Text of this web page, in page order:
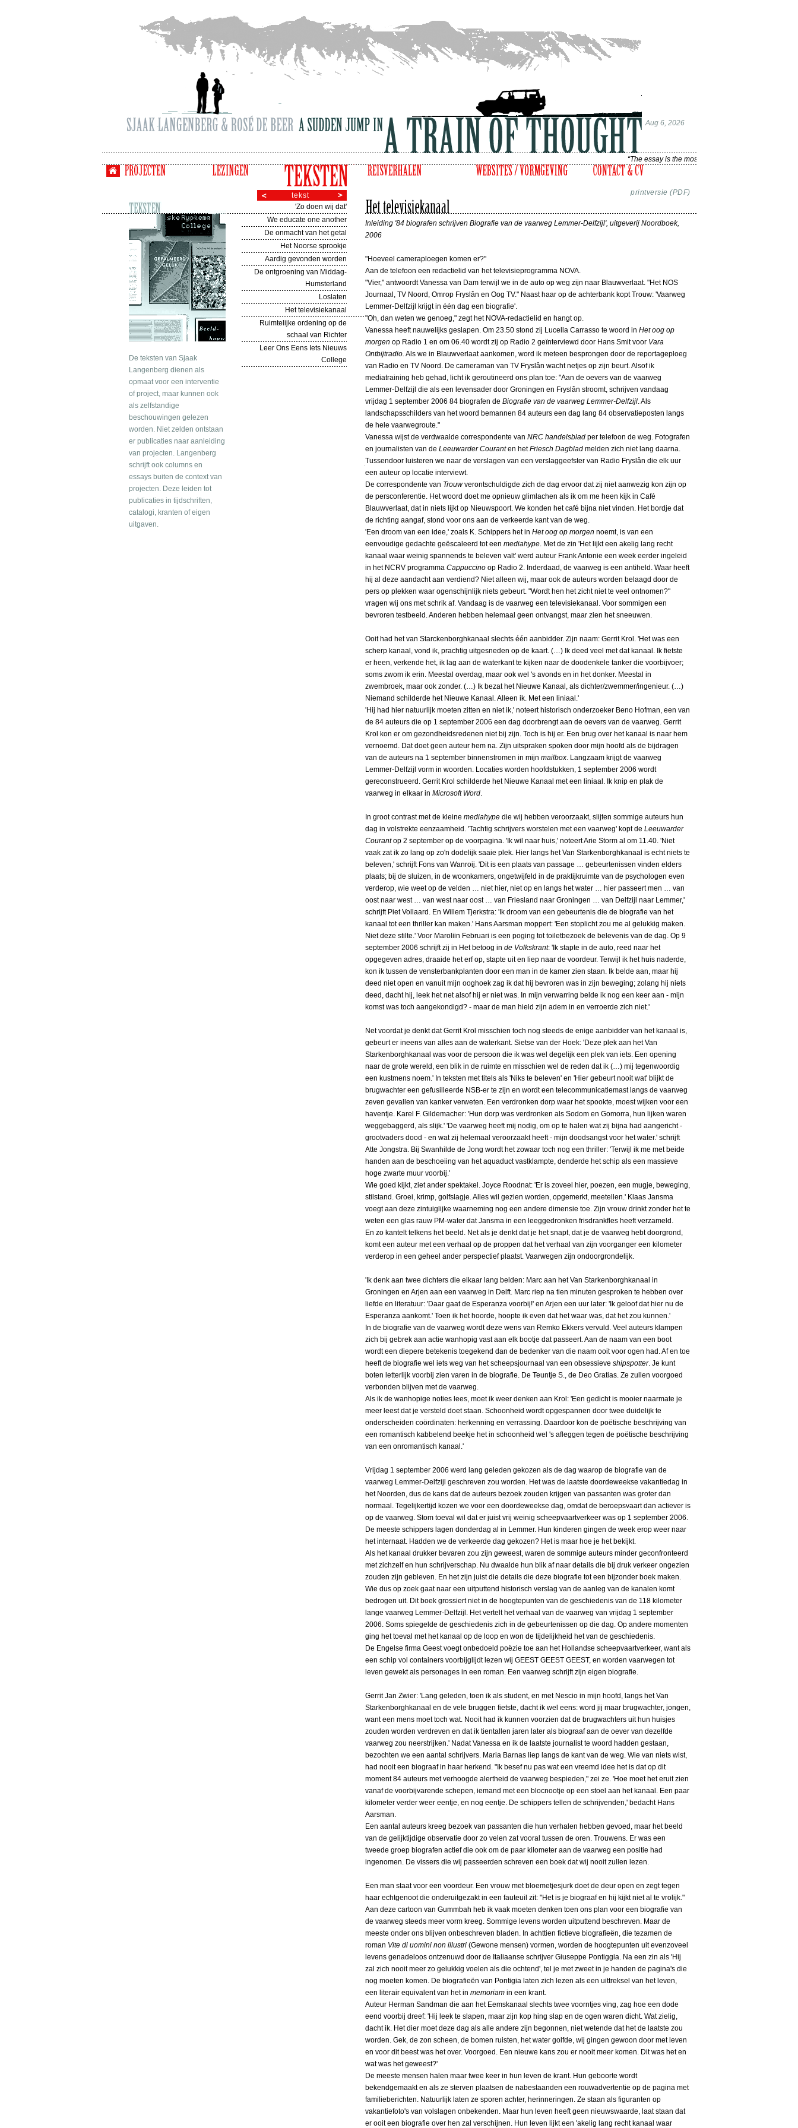
Aug 6, 2026
“The essay is the most intelligent form of thinking
De teksten van Sjaak
Langenberg dienen als
opmaat voor een interventie
of project, maar kunnen ook
als zelfstandige
beschouwingen gelezen
worden. Niet zelden ontstaan
er publicaties naar aanleiding
van projecten. Langenberg
schrijft ook columns en
essays buiten de context van
projecten. Deze leiden tot
publicaties in tijdschriften,
catalogi, kranten of eigen
uitgaven.
tekst
printversie (PDF)
'Zo doen wij dat'
We educate one another
De onmacht van het getal
Het Noorse sprookje
Aardig gevonden worden
De ontgroening van Middag-
Humsterland
Loslaten
Het televisiekanaal
Ruimtelijke ordening op de
schaal van Richter
Leer Ons Eens Iets Nieuws
College
Inleiding '84 biografen schrijven Biografie van de vaarweg Lemmer-Delfzijl', uitgeverij Noordboek,
2006
"Hoeveel cameraploegen komen er?"
Aan de telefoon een redactielid van het televisieprogramma NOVA.
"Vier," antwoordt Vanessa van Dam terwijl we in de auto op weg zijn naar Blauwverlaat. "Het NOS
Journaal, TV Noord, Omrop Fryslân en Oog TV." Naast haar op de achterbank kopt Trouw: 'Vaarweg
Lemmer-Delfzijl krijgt in één dag een biografie'.
"Oh, dan weten we genoeg," zegt het NOVA-redactielid en hangt op.
Vanessa heeft nauwelijks geslapen. Om 23.50 stond zij Lucella Carrasso te woord in Het oog op
morgen op Radio 1 en om 06.40 wordt zij op Radio 2 geïnterviewd door Hans Smit voor Vara
Ontbijtradio. Als we in Blauwverlaat aankomen, word ik meteen besprongen door de reportageploeg
van Radio en TV Noord. De cameraman van TV Fryslân wacht netjes op zijn beurt. Alsof ik
mediatraining heb gehad, licht ik geroutineerd ons plan toe: "Aan de oevers van de vaarweg
Lemmer-Delfzijl die als een levensader door Groningen en Fryslân stroomt, schrijven vandaag
vrijdag 1 september 2006 84 biografen de Biografie van de vaarweg Lemmer-Delfzijl. Als
landschapsschilders van het woord bemannen 84 auteurs een dag lang 84 observatieposten langs
de hele vaarwegroute."
Vanessa wijst de verdwaalde correspondente van NRC handelsbladper telefoon de weg. Fotografen
en journalisten van de Leeuwarder Couranten hetFriesch Dagbladmelden zich niet lang daarna.
Tussendoor luisteren we naar de verslagen van een verslaggeefster van Radio Fryslân die elk uur
een auteur op locatie interviewt.
De correspondente van Trouwverontschuldigde zich de dag ervoor dat zij niet aanwezig kon zijn op
de persconferentie. Het woord doet me opnieuw glimlachen als ik om me heen kijk in Café
Blauwverlaat, dat in niets lijkt op Nieuwspoort. We konden het café bijna niet vinden. Het bordje dat
de richting aangaf, stond voor ons aan de verkeerde kant van de weg.
'Een droom van een idee,' zoals K. Schippers het in Het oog op morgen noemt, is van een
eenvoudige gedachte geëscaleerd tot een mediahype. Met de zin 'Het lijkt een akelig lang recht
kanaal waar weinig spannends te beleven valt' werd auteur Frank Antonie een week eerder ingeleid
in het NCRV programma Cappuccinoop Radio 2. Inderdaad, de vaarweg is een antiheld. Waar heeft
hij al deze aandacht aan verdiend? Niet alleen wij, maar ook de auteurs worden belaagd door de
pers op plekken waar ogenschijnlijk niets gebeurt. "Wordt hen het zicht niet te veel ontnomen?"
vragen wij ons met schrik af. Vandaag is de vaarweg een televisiekanaal. Voor sommigen een
bevroren testbeeld. Anderen hebben helemaal geen ontvangst, maar zien het sneeuwen.
Ooit had het van Starckenborghkanaal slechts één aanbidder. Zijn naam: Gerrit Krol. 'Het was een
scherp kanaal, vond ik, prachtig uitgesneden op de kaart. (…) Ik deed veel met dat kanaal. Ik fietste
er heen, verkende het, ik lag aan de waterkant te kijken naar de doodenkele tanker die voorbijvoer;
soms zwom ik erin. Meestal overdag, maar ook wel 's avonds en in het donker. Meestal in
zwembroek, maar ook zonder. (…) Ik bezat het Nieuwe Kanaal, als dichter/zwemmer/ingenieur. (…)
Niemand schilderde het Nieuwe Kanaal. Alleen ik. Met een liniaal.'
'Hij had hier natuurlijk moeten zitten en niet ik,' noteert historisch onderzoeker Beno Hofman, een van
de 84 auteurs die op 1 september 2006 een dag doorbrengt aan de oevers van de vaarweg. Gerrit
Krol kon er om gezondheidsredenen niet bij zijn. Toch is hij er. Een brug over het kanaal is naar hem
vernoemd. Dat doet geen auteur hem na. Zijn uitspraken spoken door mijn hoofd als de bijdragen
van de auteurs na 1 september binnenstromen in mijn mailbox. Langzaam krijgt de vaarweg
Lemmer-Delfzijl vorm in woorden. Locaties worden hoofdstukken, 1 september 2006 wordt
gereconstrueerd. Gerrit Krol schilderde het Nieuwe Kanaal met een liniaal. Ik knip en plak de
vaarweg in elkaar in Microsoft Word.
In groot contrast met de kleine mediahypedie wij hebben veroorzaakt, slijten sommige auteurs hun
dag in volstrekte eenzaamheid. 'Tachtig schrijvers worstelen met een vaarweg' kopt de Leeuwarder
Courantop 2 september op de voorpagina. 'Ik wil naar huis,' noteert Arie Storm al om 11.40. 'Niet
vaak zat ik zo lang op zo'n dodelijk saaie plek. Hier langs het Van Starkenborghkanaal is echt niets te
beleven,' schrijft Fons van Wanroij. 'Dit is een plaats van passage … gebeurtenissen vinden elders
plaats; bij de sluizen, in de woonkamers, ongetwijfeld in de praktijkruimte van de psychologen even
verderop, wie weet op de velden … niet hier, niet op en langs het water … hier passeert men … van
oost naar west … van west naar oost … van Friesland naar Groningen … van Delfzijl naar Lemmer,'
schrijft Piet Vollaard. En Willem Tjerkstra: 'Ik droom van een gebeurtenis die de biografie van het
kanaal tot een thriller kan maken.' Hans Aarsman moppert: 'Een stoplicht zou me al gelukkig maken.
Niet deze stilte.' Voor Maroliin Februari is een poging tot toiletbezoek de belevenis van de dag. Op 9
september 2006 schrijft zij in Het betoog in de Volkskrant: 'Ik stapte in de auto, reed naar het
opgegeven adres, draaide het erf op, stapte uit en liep naar de voordeur. Terwijl ik het huis naderde,
kon ik tussen de vensterbankplanten door een man in de kamer zien staan. Ik belde aan, maar hij
deed niet open en vanuit mijn ooghoek zag ik dat hij bevroren was in zijn beweging; zolang hij niets
deed, dacht hij, leek het net alsof hij er niet was. In mijn verwarring belde ik nog een keer aan - mijn
komst was toch aangekondigd? - maar de man hield zijn adem in en verroerde zich niet.'
Net voordat je denkt dat Gerrit Krol misschien toch nog steeds de enige aanbidder van het kanaal is,
gebeurt er ineens van alles aan de waterkant. Sietse van der Hoek: 'Deze plek aan het Van
Starkenborghkanaal was voor de persoon die ik was wel degelijk een plek van iets. Een opening
naar de grote wereld, een blik in de ruimte en misschien wel de reden dat ik (…) mij tegenwoordig
een kustmens noem.' In teksten met titels als 'Niks te beleven' en 'Hier gebeurt nooit wat' blijkt de
brugwachter een gefusilleerde NSB-er te zijn en wordt een telecommunicatiemast langs de vaarweg
zeven gevallen van kanker verweten. Een verdronken dorp waar het spookte, moest wijken voor een
haventje. Karel F. Gildemacher: 'Hun dorp was verdronken als Sodom en Gomorra, hun lijken waren
weggebaggerd, als slijk.' 'De vaarweg heeft mij nodig, om op te halen wat zij bijna had aangericht -
grootvaders dood - en wat zij helemaal veroorzaakt heeft - mijn doodsangst voor het water.' schrijft
Atte Jongstra. Bij Swanhilde de Jong wordt het zowaar toch nog een thriller: 'Terwijl ik me met beide
handen aan de beschoeiing van het aquaduct vastklampte, denderde het schip als een massieve
hoge zwarte muur voorbij.'
Wie goed kijkt, ziet ander spektakel. Joyce Roodnat: 'Er is zoveel hier, poezen, een mugje, beweging,
stilstand. Groei, krimp, golfslagje. Alles wil gezien worden, opgemerkt, meetellen.' Klaas Jansma
voegt aan deze zintuiglijke waarneming nog een andere dimensie toe. Zijn vrouw drinkt zonder het te
weten een glas rauw PM-water dat Jansma in een leeggedronken frisdrankfles heeft verzameld.
En zo kantelt telkens het beeld. Net als je denkt dat je het snapt, dat je de vaarweg hebt doorgrond,
komt een auteur met een verhaal op de proppen dat het verhaal van zijn voorganger een kilometer
verderop in een geheel ander perspectief plaatst. Vaarwegen zijn ondoorgrondelijk.
'Ik denk aan twee dichters die elkaar lang belden: Marc aan het Van Starkenborghkanaal in
Groningen en Arjen aan een vaarweg in Delft. Marc riep na tien minuten gesproken te hebben over
liefde en literatuur: 'Daar gaat de Esperanza voorbij!' en Arjen een uur later: 'Ik geloof dat hier nu de
Esperanza aankomt.' Toen ik het hoorde, hoopte ik even dat het waar was, dat het zou kunnen.'
In de biografie van de vaarweg wordt deze wens van Remko Ekkers vervuld. Veel auteurs klampen
zich bij gebrek aan actie wanhopig vast aan elk bootje dat passeert. Aan de naam van een boot
wordt een diepere betekenis toegekend dan de bedenker van die naam ooit voor ogen had. Af en toe
heeft de biografie wel iets weg van het scheepsjournaal van een obsessieve shipspotter. Je kunt
boten letterlijk voorbij zien varen in de biografie. De Teuntje S., de Deo Gratias. Ze zullen voorgoed
verbonden blijven met de vaarweg.
Als ik de wanhopige noties lees, moet ik weer denken aan Krol: 'Een gedicht is mooier naarmate je
meer leest dat je versteld doet staan. Schoonheid wordt opgespannen door twee duidelijk te
onderscheiden coördinaten: herkenning en verrassing. Daardoor kon de poëtische beschrijving van
een romantisch kabbelend beekje het in schoonheid wel 's afleggen tegen de poëtische beschrijving
van een onromantisch kanaal.'
Vrijdag 1 september 2006 werd lang geleden gekozen als de dag waarop de biografie van de
vaarweg Lemmer-Delfzijl geschreven zou worden. Het was de laatste doordeweekse vakantiedag in
het Noorden, dus de kans dat de auteurs bezoek zouden krijgen van passanten was groter dan
normaal. Tegelijkertijd kozen we voor een doordeweekse dag, omdat de beroepsvaart dan actiever is
op de vaarweg. Stom toeval wil dat er juist vrij weinig scheepvaartverkeer was op 1 september 2006.
De meeste schippers lagen donderdag al in Lemmer. Hun kinderen gingen de week erop weer naar
het internaat. Hadden we de verkeerde dag gekozen? Het is maar hoe je het bekijkt.
Als het kanaal drukker bevaren zou zijn geweest, waren de sommige auteurs minder geconfronteerd
met zichzelf en hun schrijverschap. Nu dwaalde hun blik af naar details die bij druk verkeer ongezien
zouden zijn gebleven. En het zijn juist die details die deze biografie tot een bijzonder boek maken.
Wie dus op zoek gaat naar een uitputtend historisch verslag van de aanleg van de kanalen komt
bedrogen uit. Dit boek grossiert niet in de hoogtepunten van de geschiedenis van de 118 kilometer
lange vaarweg Lemmer-Delfzijl. Het vertelt het verhaal van de vaarweg van vrijdag 1 september
2006. Soms spiegelde de geschiedenis zich in de gebeurtenissen op die dag. Op andere momenten
ging het toeval met het kanaal op de loop en won de tijdelijkheid het van de geschiedenis.
De Engelse firma Geest voegt onbedoeld poëzie toe aan het Hollandse scheepvaartverkeer, want als
een schip vol containers voorbijglijdt lezen wij GEEST GEEST GEEST, en worden vaarwegen tot
leven gewekt als personages in een roman. Een vaarweg schrijft zijn eigen biografie.
Gerrit Jan Zwier: 'Lang geleden, toen ik als student, en met Nescio in mijn hoofd, langs het Van
Starkenborghkanaal en de vele bruggen fietste, dacht ik wel eens: word jij maar brugwachter, jongen,
want een mens moet toch wat. Nooit had ik kunnen voorzien dat de brugwachters uit hun huisjes
zouden worden verdreven en dat ik tientallen jaren later als biograaf aan de oever van dezelfde
vaarweg zou neerstrijken.' Nadat Vanessa en ik de laatste journalist te woord hadden gestaan,
bezochten we een aantal schrijvers. Maria Barnas liep langs de kant van de weg. Wie van niets wist,
had nooit een biograaf in haar herkend. "Ik besef nu pas wat een vreemd idee het is dat op dit
moment 84 auteurs met verhoogde alertheid de vaarweg bespieden," zei ze. 'Hoe moet het eruit zien
vanaf de voorbijvarende schepen, iemand met een blocnootje op een stoel aan het kanaal. Een paar
kilometer verder weer eentje, en nog eentje. De schippers tellen de schrijvenden,' bedacht Hans
Aarsman.
Een aantal auteurs kreeg bezoek van passanten die hun verhalen hebben gevoed, maar het beeld
van de gelijktijdige observatie door zo velen zat vooral tussen de oren. Trouwens. Er was een
tweede groep biografen actief die ook om de paar kilometer aan de vaarweg een positie had
ingenomen. De vissers die wij passeerden schreven een boek dat wij nooit zullen lezen.
Een man staat voor een voordeur. Een vrouw met bloemetjesjurk doet de deur open en zegt tegen
haar echtgenoot die onderuitgezakt in een fauteuil zit: "Het is je biograaf en hij kijkt niet al te vrolijk."
Aan deze cartoon van Gummbah heb ik vaak moeten denken toen ons plan voor een biografie van
de vaarweg steeds meer vorm kreeg. Sommige levens worden uitputtend beschreven. Maar de
meeste onder ons blijven onbeschreven bladen. In achttien fictieve biografieën, die tezamen de
roman Vite di uomini non illustri(Gewone mensen) vormen, worden de hoogtepunten uit evenzoveel
levens genadeloos ontzenuwd door de Italiaanse schrijver Giuseppe Pontiggia. Na een zin als 'Hij
zal zich nooit meer zo gelukkig voelen als die ochtend', tel je met zweet in je handen de pagina's die
nog moeten komen. De biografieën van Pontigia laten zich lezen als een uittreksel van het leven,
een literair equivalent van het in memoriamin een krant.
Auteur Herman Sandman die aan het Eemskanaal slechts twee voorntjes ving, zag hoe een dode
eend voorbij dreef: 'Hij leek te slapen, maar zijn kop hing slap en de ogen waren dicht. Wat zielig,
dacht ik. Het dier moet deze dag als alle andere zijn begonnen, niet wetende dat het de laatste zou
worden. Gek, de zon scheen, de bomen ruisten, het water golfde, wij gingen gewoon door met leven
en voor dit beest was het over. Voorgoed. Een nieuwe kans zou er nooit meer komen. Dit was het en
wat was het geweest?'
De meeste mensen halen maar twee keer in hun leven de krant. Hun geboorte wordt
bekendgemaakt en als ze sterven plaatsen de nabestaanden een rouwadvertentie op de pagina met
familieberichten. Natuurlijk laten ze sporen achter, herinneringen. Ze staan als figuranten op
vakantiefoto's van volslagen onbekenden. Maar hun leven heeft geen nieuwswaarde, laat staan dat
er ooit een biografie over hen zal verschijnen. Hun leven lijkt een 'akelig lang recht kanaal waar